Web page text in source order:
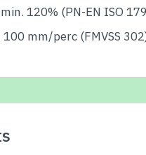
120% (PN-EN ISO
mm/perc (FMVSS